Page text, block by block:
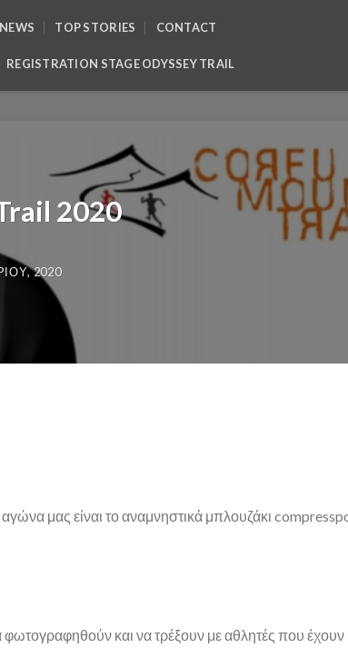
NEWS TOP STORIES CONTACT
REGISTRATION STAGE ODYSSEY TRAIL
2020
2020
μας είναι το αναμνηστικά μπλουζάκι
και να τρέξουν με αθλητές που έχουν